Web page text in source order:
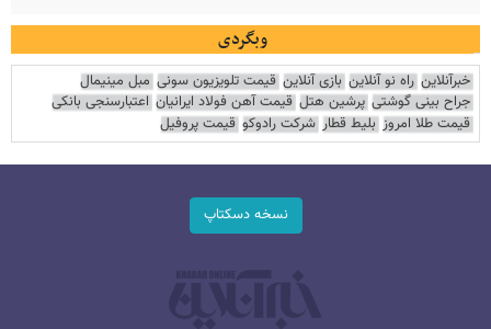
وبگردی
خبرآنلاین راه نو آنلاین بازی آنلاین قیمت تلویزیون سونی مبل مینیمال
جراح بینی گوشتی پرشین هتل قیمت آهن فولاد ایرانیان اعتبارسنجی بانکی
قیمت طلا امروز بلیط قطار شرکت رادوکو قیمت پروفیل
نسخه دسکتاپ